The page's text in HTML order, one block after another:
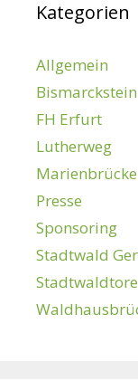
Kategorien
Allgemein
Bismarckstein
FH Erfurt
Lutherweg
Marienbrücke
Presse
Sponsoring
Stadtwald
Stadtwaldtore